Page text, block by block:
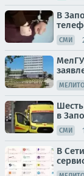
В
СМИ
в
СМИ
В